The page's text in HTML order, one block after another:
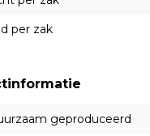
per zak
geproduceerd